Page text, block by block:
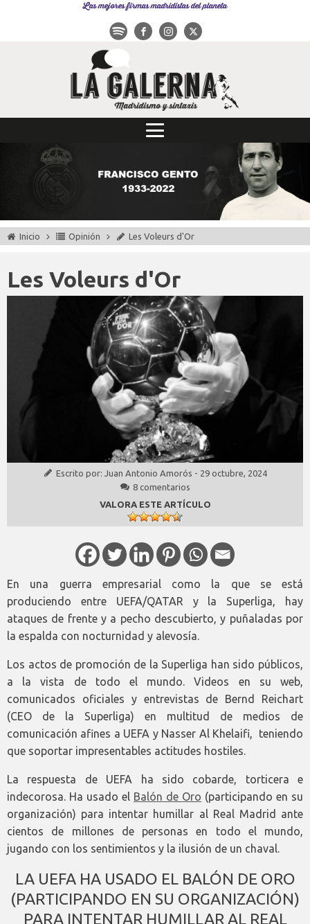
Las mejores firmas madridistas del planeta
Inicio Opinión Les Voleurs d'Or
Les Voleurs d'Or
Escrito por: Juan Antonio Amorós - 29 octubre, 2024
8 comentarios
VALORA ESTE ARTÍCULO
En una guerra empresarial como la que se está
produciendo entre UEFA/QATAR y la Superliga, hay
ataques de frente y a pecho descubierto, y puñaladas por
la espalda con nocturnidad y alevosía.
Los actos de promoción de la Superliga han sido públicos,
a la vista de todo el mundo. Videos en su web,
comunicados oficiales y entrevistas de Bernd Reichart
(CEO de la Superliga) en multitud de medios de
comunicación afines a UEFA y Nasser Al Khelaifi, teniendo
que soportar impresentables actitudes hostiles.
La respuesta de UEFA ha sido cobarde, torticera e
indecorosa. Ha usado el Balón de Oro (participando en su
organización) para intentar humillar al Real Madrid ante
cientos de millones de personas en todo el mundo,
jugando con los sentimientos y la ilusión de un chaval.
LA UEFA HA USADO EL BALÓN DE ORO
(PARTICIPANDO EN SU ORGANIZACIÓN)
PARA INTENTAR HUMILLAR AL REAL